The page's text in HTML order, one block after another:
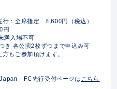
行：全席指定 8,600円（税込）
円
満入場不可
き 各公演2枚ずつまで申込み可
もご参加頂けます。
FC先行受付ページは こちら